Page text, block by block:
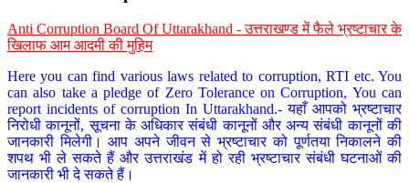
Anti Corruption Board Of Uttarakhand - उत्तराखण्ड में फैले भ्रष्टाचार के
खिलाफ आम आदमी की मुहिम
Here you can find various laws related to corruption, RTI etc. You
can also take a pledge of Zero Tolerance on Corruption, You can
report incidents of corruption In Uttarakhand.- यहाँ आपको भ्रष्टाचार
निरोधी कानूनों, सूचना के अधिकार संबंधी कानूनों और अन्य संबंधी कानूनों की
जानकारी मिलेगी। आप अपने जीवन से भ्रष्टाचार को पूर्णतया निकालने की
शपथ भी ले सकते हैं और उत्तराखंड में हो रही भ्रष्टाचार संबंधी घटनाओं की
जानकारी भी दे सकते हैं।